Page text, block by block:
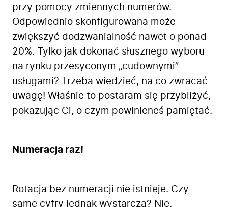
przy pomocy zmiennych numerów.
Odpowiednio skonfigurowana może
zwiększyć dodzwanialność nawet o ponad
20%. Tylko jak dokonać słusznego wyboru
na rynku przesyconym „cudownymi”
usługami? Trzeba wiedzieć, na co zwracać
uwagę! Właśnie to postaram się przybliżyć,
pokazując Ci, o czym powinieneś pamiętać.
Numeracja raz!
Rotacja bez numeracji nie istnieje. Czy
same cyfry jednak wystarczą? Nie.